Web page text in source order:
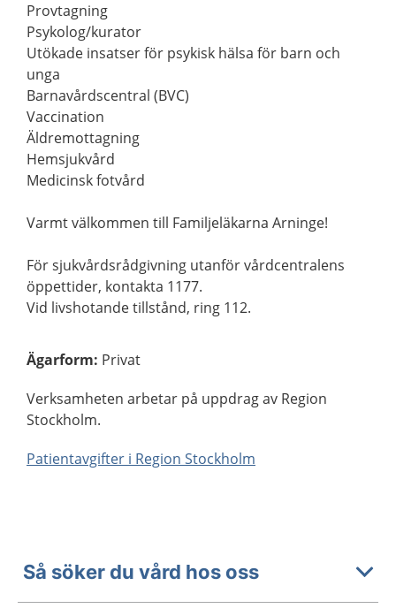
Provtagning
Psykolog/kurator
Utökade insatser för psykisk hälsa för barn och
unga
Barnavårdscentral (BVC)
Vaccination
Äldremottagning
Hemsjukvård
Medicinsk fotvård
Varmt välkommen till Familjeläkarna Arninge!
För sjukvårdsrådgivning utanför vårdcentralens
öppettider, kontakta 1177.
Vid livshotande tillstånd, ring 112.
Ägarform: Privat
Verksamheten arbetar på uppdrag av Region
Stockholm.
Patientavgifter i Region Stockholm
Så söker du vård hos oss